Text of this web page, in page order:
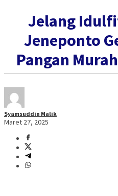
Jelang
Jeneponto
Pangan
Syamsuddin Malik
Maret 27, 2025